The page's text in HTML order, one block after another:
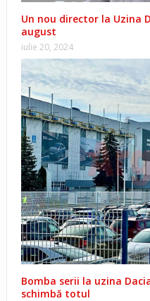
Un nou director la Uzina
august
iulie 20, 2024
Bomba serii la uzina
schimbă totul